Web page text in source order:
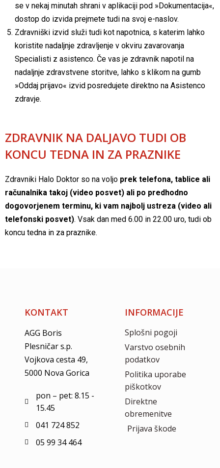
se v nekaj minutah shrani v aplikaciji pod »Dokumentacija«,
dostop do izvida prejmete tudi na svoj e-naslov.
Zdravniški izvid služi tudi kot napotnica, s katerim lahko
koristite nadaljnje zdravljenje v okviru zavarovanja
Specialisti z asistenco. Če vas je zdravnik napotil na
nadaljnje zdravstvene storitve, lahko s klikom na gumb
»Oddaj prijavo« izvid posredujete direktno na Asistenco
zdravje.
ZDRAVNIK NA DALJAVO TUDI OB
KONCU TEDNA IN ZA PRAZNIKE
Zdravniki Halo Doktor so na voljo prek telefona, tablice ali
računalnika takoj (video posvet) ali po predhodno
dogovorjenem terminu, ki vam najbolj ustreza (video ali
telefonski posvet). Vsak dan med 6.00 in 22.00 uro, tudi ob
koncu tedna in za praznike.
KONTAKT
AGG Boris
Plesničar s.p.
Vojkova cesta 49,
5000 Nova Gorica
pon – pet: 8.15 -
15.45
041 724 852
05 99 34 464
INFORMACIJE
Splošni pogoji
Varstvo osebnih
podatkov
Politika uporabe
piškotkov
Direktne
obremenitve
Prijava škode